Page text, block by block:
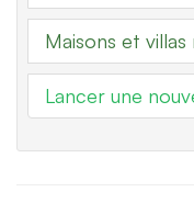
Maisons et
Lancer une